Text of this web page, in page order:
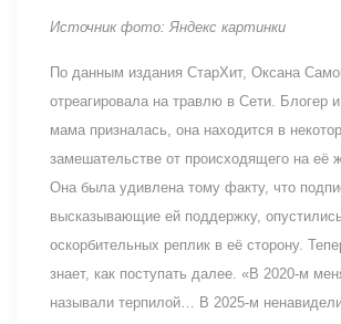
Источник фото: Яндекс картинки
По данным издания СтарХит, Оксана
отреагировала на травлю в Сети. Блогер
мама призналась, она находится в
замешательстве от происходящего на её
Она была удивлена тому факту, что
высказывающие ей поддержку,
оскорбительных реплик в её сторону.
знает, как поступать далее. «В 2020-м
называли терпилой… В 2025-м